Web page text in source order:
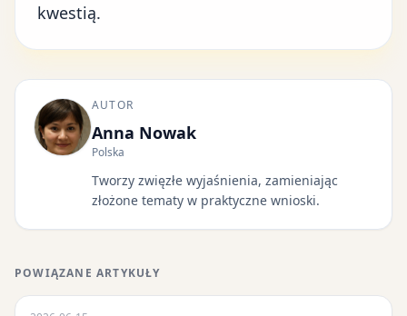
kwestią.
AUTOR
Anna Nowak
Polska
Tworzy zwięzłe wyjaśnienia, zamieniając
złożone tematy w praktyczne wnioski.
POWIĄZANE ARTYKUŁY